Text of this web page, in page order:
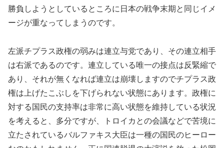
勝負しようとしているところに日本の戦争末期と同じイメ
ージが重なってしまうのです。
左派チプラス政権の弱みは連立与党であり、その連立相手
は右派であるのです。連立している唯一の接点は反緊縮で
あり、それが無くなれば連立は崩壊しますのでチプラス政
権は上げたこぶしを下げられない状態にあります。政権に
対する国民の支持率は非常に高い状態を維持している状況
を考えると、多分ですが、トロイカとの会議などで苦境に
立たされているバルファキス大臣は一種の国民のヒーロー